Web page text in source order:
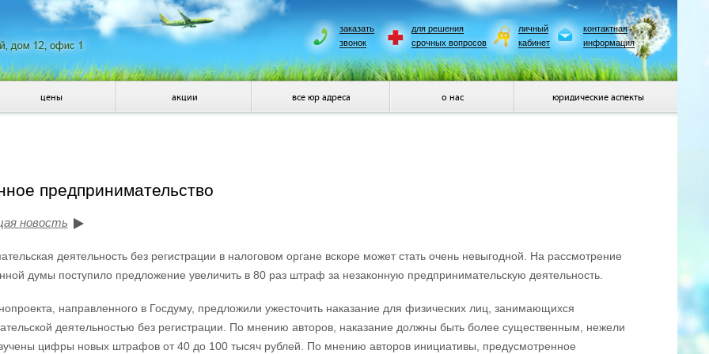
заказать
звонок
для решения
срочных вопросов
личный
кабинет
контактная
информация
цены акции все юр адреса о нас юридические аспекты
предпринимательство
новость
деятельность без регистрации в налоговом органе вскоре может стать очень невыгодной. На рассмотрение
думы поступило предложение увеличить в 80 раз штраф за незаконную предпринимательскую деятельность.
направленного в Госдуму, предложили ужесточить наказание для физических лиц, занимающихся
деятельностью без регистрации. По мнению авторов, наказание должны быть более существенным, нежели
цифры новых штрафов от 40 до 100 тысяч рублей. По мнению авторов инициативы, предусмотренное